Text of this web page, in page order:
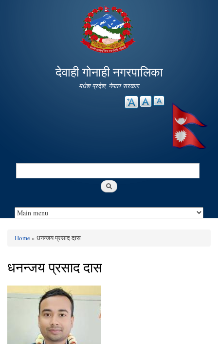
main
content
देवाही गोनाही नगरपालिका
मधेश प्रदेश, नेपाल सरकार
Search
Home» धनन्जय प्रसाद दास
धनन्जय प्रसाद दास